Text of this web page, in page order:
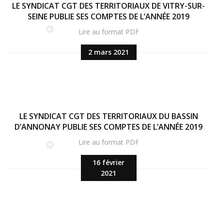
2 mars 2021
LE SYNDICAT CGT DES TERRITORIAUX DE VITRY-SUR-
SEINE PUBLIE SES COMPTES DE L’ANNÉE 2019
Lire au format PDF
16 février
2021
LE SYNDICAT CGT DES TERRITORIAUX DU BASSIN
D’ANNONAY PUBLIE SES COMPTES DE L’ANNÉE 2019
Lire au format PDF